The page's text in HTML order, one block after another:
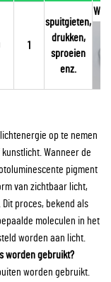
1
spuitgieten,
drukken,
sproeien
enz.
Wit
op te nemen
Wanneer de
pigment
van zichtbaar licht,
proces, bekend als
moleculen in het
worden aan licht.
worden gebruikt?
worden gebruikt.